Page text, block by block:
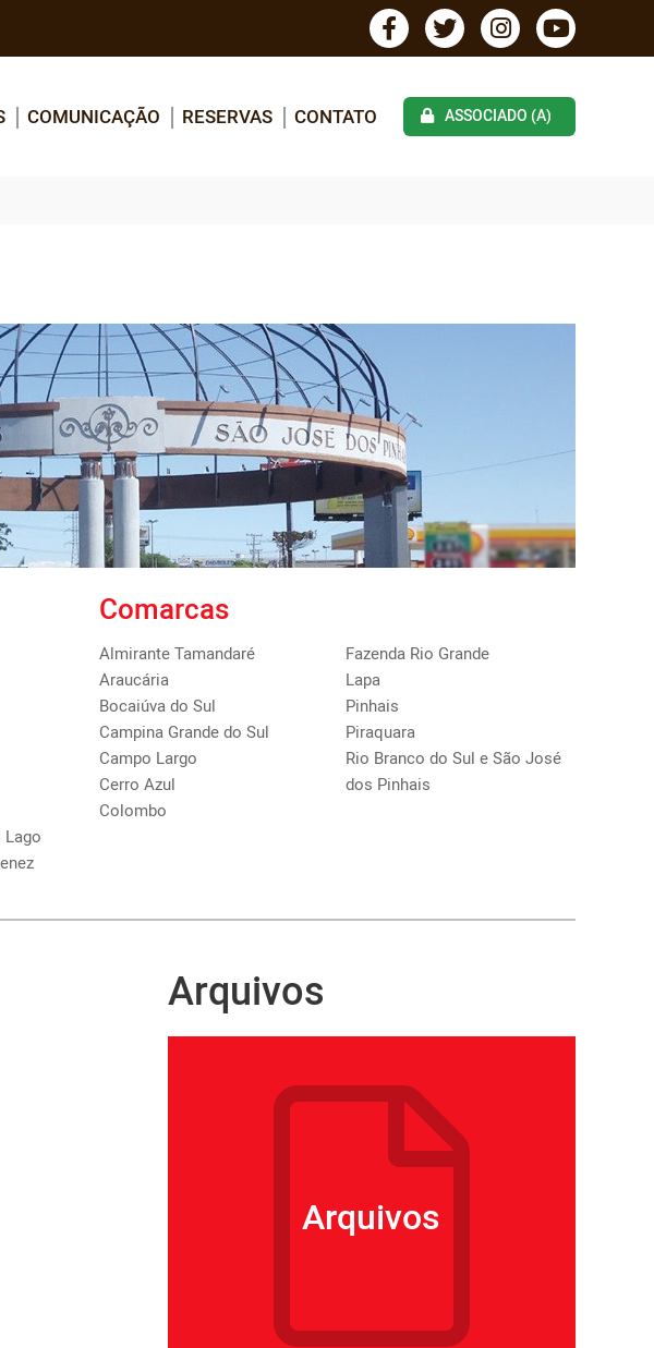
COMUNICAÇÃO RESERVAS CONTATO ASSOCIADO (A)
Lago
Comarcas
Almirante Tamandaré
Araucária
Bocaiúva do Sul
Campina Grande do Sul
Campo Largo
Cerro Azul
Colombo
Fazenda Rio Grande
Lapa
Pinhais
Piraquara
Rio Branco do Sul e São José
dos Pinhais
Arquivos
Arquivos